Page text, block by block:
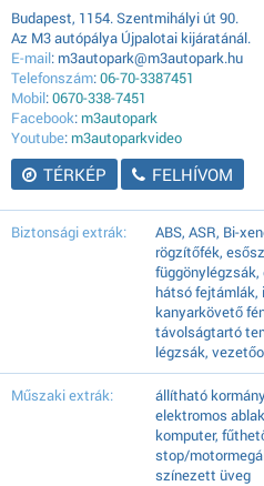
Budapest, 1154. Szentmihályi út 90.
Az M3 autópálya Újpalotai kijáratánál.
E-mail: m3autopark@m3autopark.hu
Telefonszám:06-70-3387451
Mobil:0670-338-7451
Facebook: m3autopark
Youtube: m3autoparkvideo
TÉRKÉP FELHÍVOM
Biztonsági extrák:
ABS, ASR, Bi-
rögzítőfék,
függönylégzsák,
hátsó fejtámlák,
kanyarkövető
távolságtartó
légzsák,
Műszaki extrák:
állítható
elektromos
komputer,
stop/
színezett üveg